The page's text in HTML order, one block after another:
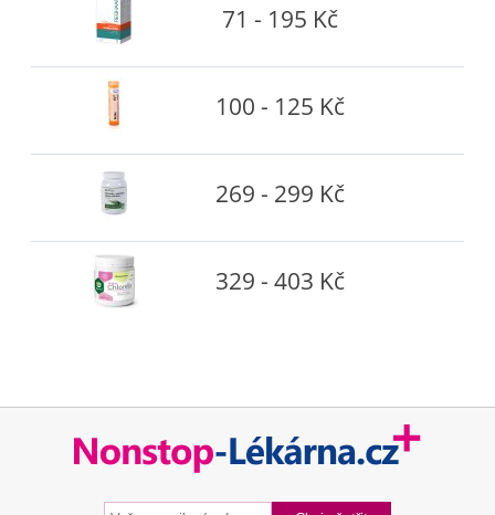
71 - 195 Kč
100 - 125 Kč
269 - 299 Kč
329 - 403 Kč